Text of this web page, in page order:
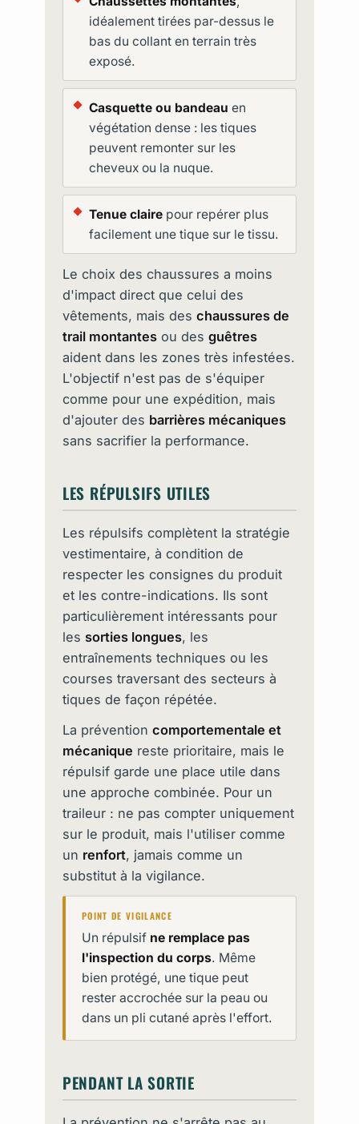
idéalement tirées par-dessus le
bas du collant en terrain très
exposé.
Casquette ou bandeau en
végétation dense : les tiques
peuvent remonter sur les
cheveux ou la nuque.
Tenue clairepour repérer plus
facilement une tique sur le tissu.
Le choix des chaussures a moins
d'impact direct que celui des
vêtements, mais des chaussures de
trail montantesou des guêtres
aident dans les zones très infestées.
L'objectif n'est pas de s'équiper
comme pour une expédition, mais
d'ajouter des barrières mécaniques
sans sacrifier la performance.
LES RÉPULSIFS UTILES
Les répulsifs complètent la stratégie
vestimentaire, à condition de
respecter les consignes du produit
et les contre-indications. Ils sont
particulièrement intéressants pour
les sorties longues, les
entraînements techniques ou les
courses traversant des secteurs à
tiques de façon répétée.
La prévention comportementale et
mécanique reste prioritaire, mais le
répulsif garde une place utile dans
une approche combinée. Pour un
traileur : ne pas compter uniquement
sur le produit, mais l'utiliser comme
un renfort, jamais comme un
substitut à la vigilance.
POINT DE VIGILANCE
Un répulsif ne remplace pas
l'inspection du corps. Même
bien protégé, une tique peut
rester accrochée sur la peau ou
dans un pli cutané après l'effort.
PENDANT LA SORTIE